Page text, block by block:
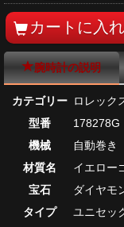
腕時計の説明
カテゴリー ロレック
型番
178278G
機械
自動巻き
材質名
イエロー
宝石
ダイヤモ
タイプ
ユニセッ